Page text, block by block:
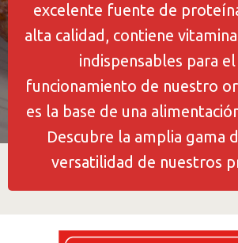
excelente fuente de
alta calidad, contiene
indispensables para
funcionamiento de nuestro
es la base de una
Descubre la amplia gama
versatilidad de nuestros